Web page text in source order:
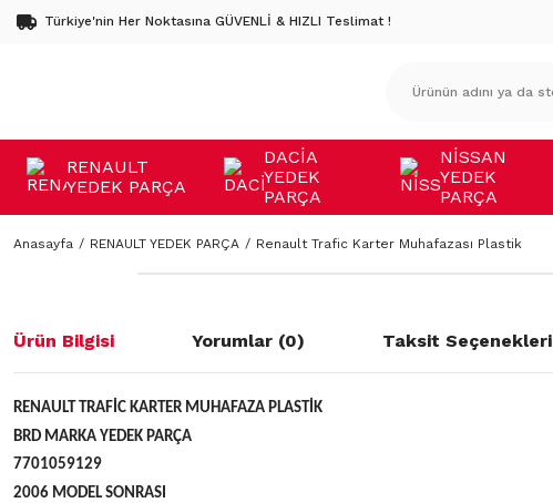
Türkiye'nin Her Noktasına GÜVENLİ & HIZLI Teslimat !
RENAULT
YEDEK PARÇA
DACİA
YEDEK
PARÇA
NİSSAN
YEDEK
PARÇA
Anasayfa RENAULT YEDEK PARÇA Renault Trafic Karter Muhafazası Plastik
Ürün Bilgisi Yorumlar (0) Taksit Seçenekleri
RENAULT TRAFİC KARTER MUHAFAZA PLASTİK
BRD MARKA YEDEK PARÇA
7701059129
2006 MODEL SONRASI